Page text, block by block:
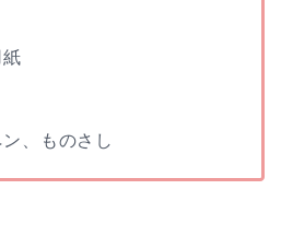
、ものさし